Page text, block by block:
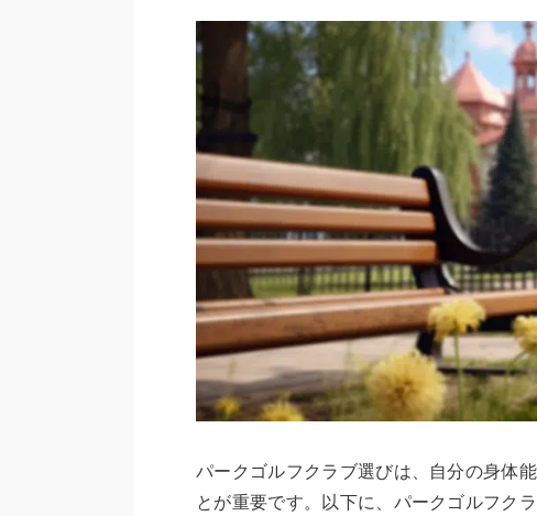
パークゴルフクラブ選びは、自分の身体
とが重要です。以下に、パークゴルフク